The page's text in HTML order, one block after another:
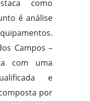
como
é análise
Campos –
com uma
e
por